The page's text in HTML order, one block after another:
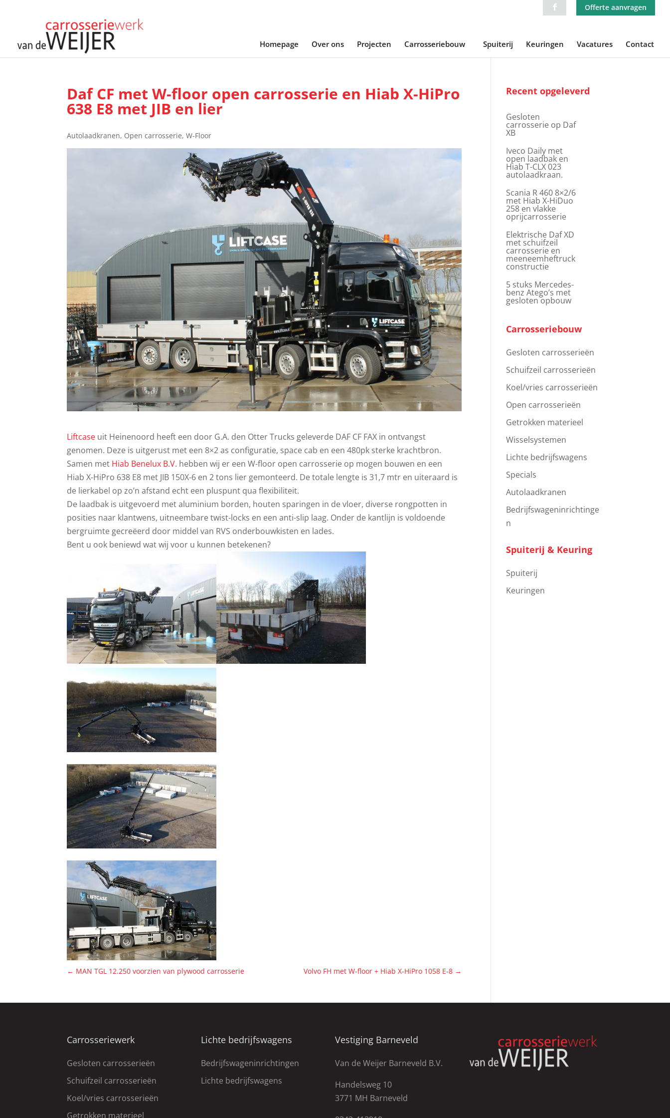
Offerte aanvragen
Homepage Over ons Projecten Carrosseriebouw Spuiterij Keuringen Vacatures Contact
Daf CF met W-floor open carrosserie en Hiab X-HiPro
638 E8 met JIB en lier
Autolaadkranen, Open carrosserie,W-Floor
Liftcase uit Heinenoord heeft een door G.A. den Otter Trucks geleverde DAF CF FAX in ontvangst
genomen. Deze is uitgerust met een 8×2 as configuratie, space cab en een 480pk sterke krachtbron.
Samen met Hiab Benelux B.V. hebben wij er een W-floor open carrosserie op mogen bouwen en een
Hiab X-HiPro 638 E8 met JIB 150X-6 en 2 tons lier gemonteerd. De totale lengte is 31,7 mtr en uiteraard is
de lierkabel op zo’n afstand echt een pluspunt qua flexibiliteit.
De laadbak is uitgevoerd met aluminium borden, houten sparingen in de vloer, diverse rongpotten in
posities naar klantwens, uitneembare twist-locks en een anti-slip laag. Onder de kantlijn is voldoende
bergruimte gecreëerd door middel van RVS onderbouwkisten en lades.
Bent u ook beniewd wat wij voor u kunnen betekenen?
← MAN TGL 12.250 voorzien van plywood carrosserie Volvo FH met W-floor + Hiab X-HiPro 1058 E-8 →
Recent opgeleverd
Gesloten
carrosserie op Daf
XB
Iveco Daily met
open laadbak en
Hiab T-CLX 023
autolaadkraan.
Scania R 460 8×2/6
met Hiab X-HiDuo
258 en vlakke
oprijcarrosserie
Elektrische Daf XD
met schuifzeil
carrosserie en
meeneemheftruck
constructie
5 stuks Mercedes-
benz Atego’s met
gesloten opbouw
Carrosseriebouw
Gesloten carrosserieën
Schuifzeil carrosserieën
Koel/vries carrosserieën
Open carrosserieën
Getrokken materieel
Wisselsystemen
Lichte bedrijfswagens
Specials
Autolaadkranen
Bedrijfswageninrichtinge
n
Spuiterij & Keuring
Spuiterij
Keuringen
Carrosseriewerk
Gesloten carrosserieën
Schuifzeil carrosserieën
Koel/vries carrosserieën
Getrokken materieel
Lichte bedrijfswagens
Bedrijfswageninrichtingen
Lichte bedrijfswagens
Vestiging Barneveld
Van de Weijer Barneveld B.V.
Handelsweg 10
3771 MH Barneveld